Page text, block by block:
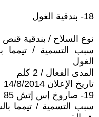
18- بندقية الغول
نوع السلاح / بندقية قنص من
سبب التسمية / تيمما
الغول
المدى الفعال / 2 كلم
تاريخ الإعلان 14/8/2014
19- صاروخ إس إتش 85
سبب التسمية / تيمما